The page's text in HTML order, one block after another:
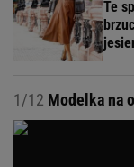
Te
1/12 Modelka na